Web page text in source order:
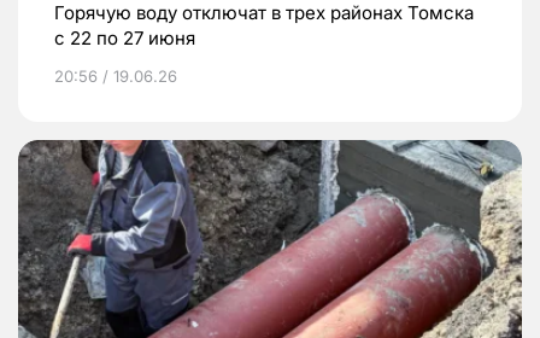
Горячую воду отключат в трех районах Томска
с 22 по 27 июня
20:56 / 19.06.26